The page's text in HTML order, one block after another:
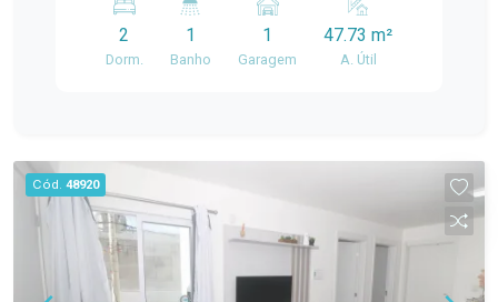
que buscam um ambiente acolhedor e bem
planejado. Principais Características do
Apartamento: 1. Sala Ampla com Cozinha
integrada. - Piso Frio: Fácil manutenção e
limpeza, além de contribuir para um ambiente
fresco e agradável. 2. Dois Dormitórios Amplos e
Iluminados: - Conforto e Privacidade: Quartos
espaçosos que oferecem o refúgio ideal após
2
Dorm.
1
Banho
1
Garagem
47.73 m²
A. Útil
Cód. 48920